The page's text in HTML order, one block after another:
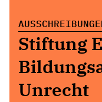
Stiftung
Unrecht